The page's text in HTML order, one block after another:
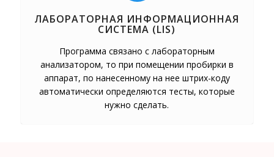
ЛАБОРАТОРНАЯ ИНФОРМАЦИОННАЯ
СИСТЕМА (LIS)
Программа связано с лабораторным
анализатором, то при помещении пробирки в
аппарат, по нанесенному на нее штрих-коду
автоматически определяются тесты, которые
нужно сделать.